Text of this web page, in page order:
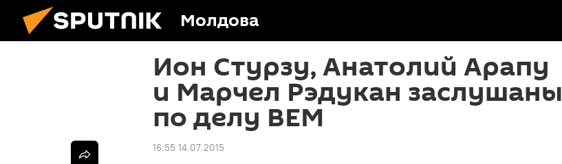
Молдова
Ион Стурзу, Анатолий Арапу
и Марчел Рэдукан заслушаны
по делу ВЕМ
16:55 14.07.2015